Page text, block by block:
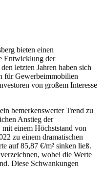
bieten einen
Entwicklung der
letzten Jahren haben sich
für Gewerbeimmobilien
von großem Interesse
bemerkenswerter Trend zu
Anstieg der
einem Höchststand von
zu einem dramatischen
auf 85,87 €/m² sinken ließ.
wobei die Werte
Diese Schwankungen